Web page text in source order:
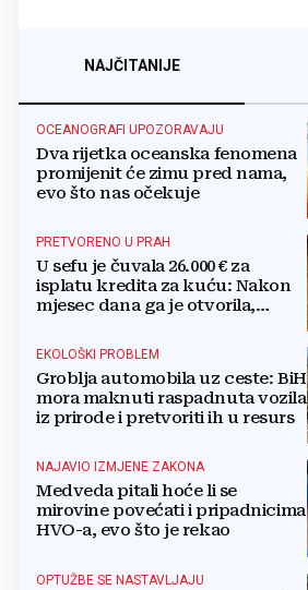
NAJČITANIJE
OCEANOGRAFI UPOZORAVAJU
Dva rijetka oceanska fenomena
promijenit će zimu pred nama,
evo što nas očekuje
PRETVORENO U PRAH
U sefu je čuvala 26.000 € za
isplatu kredita za kuću: Nakon
mjesec dana ga je otvorila,
EKOLOŠKI PROBLEM
Groblja automobila uz ceste: BiH
mora maknuti raspadnuta vozila
iz prirode i pretvoriti ih u resurs
NAJAVIO IZMJENE ZAKONA
Medveda pitali hoće li se
mirovine povećati i pripadnicima
HVO-a, evo što je rekao
OPTUŽBE SE NASTAVLJAJU